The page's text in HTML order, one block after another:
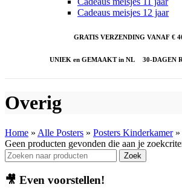
Cadeaus meisjes 12 jaar
GRATIS VERZENDING VANAF €
UNIEK en GEMAAKT in NL 30-DAGEN
Overig
Home » Alle Posters » Posters Kinderkamer»
Geen producten gevonden die aan je
Zoek
🎥 Even voorstellen!